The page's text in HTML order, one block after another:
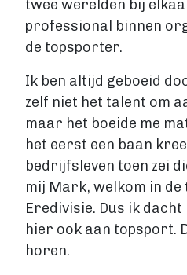
LIFESTYLE
Lifestyle
Biografie
Gezondheidsboek
Kookboek
Reisboek
Boek schrijven
FICTIE
Fictie
Chicklit
Fantasy
Kinderboek
twee werelden bij
professional binnen
de topsporter.
Ik ben altijd geboeid
zelf niet het talent om
maar het boeide me
het eerst een baan
bedrijfsleven toen zei
mij Mark, welkom in de
Eredivisie. Dus ik
hier ook aan topsport.
horen.